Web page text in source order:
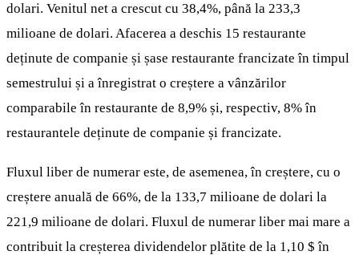
dolari. Venitul net a crescut cu 38,4%, până la 233,3
milioane de dolari. Afacerea a deschis 15 restaurante
deținute de companie și șase restaurante francizate în timpul
semestrului și a înregistrat o creștere a vânzărilor
comparabile în restaurante de 8,9% și, respectiv, 8% în
restaurantele deținute de companie și francizate.
Fluxul liber de numerar este, de asemenea, în creștere, cu o
creștere anuală de 66%, de la 133,7 milioane de dolari la
221,9 milioane de dolari. Fluxul de numerar liber mai mare a
contribuit la creșterea dividendelor plătite de la 1,10 $ în